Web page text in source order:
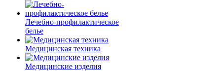
Лечебно-профилактическое
белье
Медицинская техника
Медицинские изделия